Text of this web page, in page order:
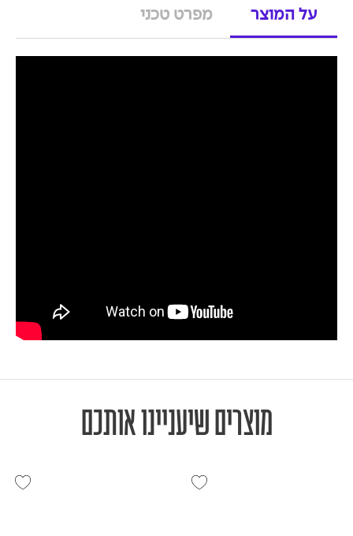
על המוצר מפרט טכני
מוצרים שיעניינו אותכם